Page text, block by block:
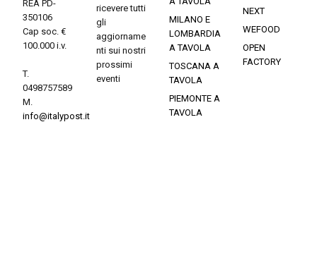
REA PD-
350106
Cap soc. €
100.000 i.v.
T.
0498757589
M.
info@italypost.it
ricevere tutti
gli
aggiorname
nti sui nostri
prossimi
eventi
MILANO E
LOMBARDIA
A TAVOLA
TOSCANA A
TAVOLA
PIEMONTE A
TAVOLA
NEXT
WEFOOD
OPEN
FACTORY